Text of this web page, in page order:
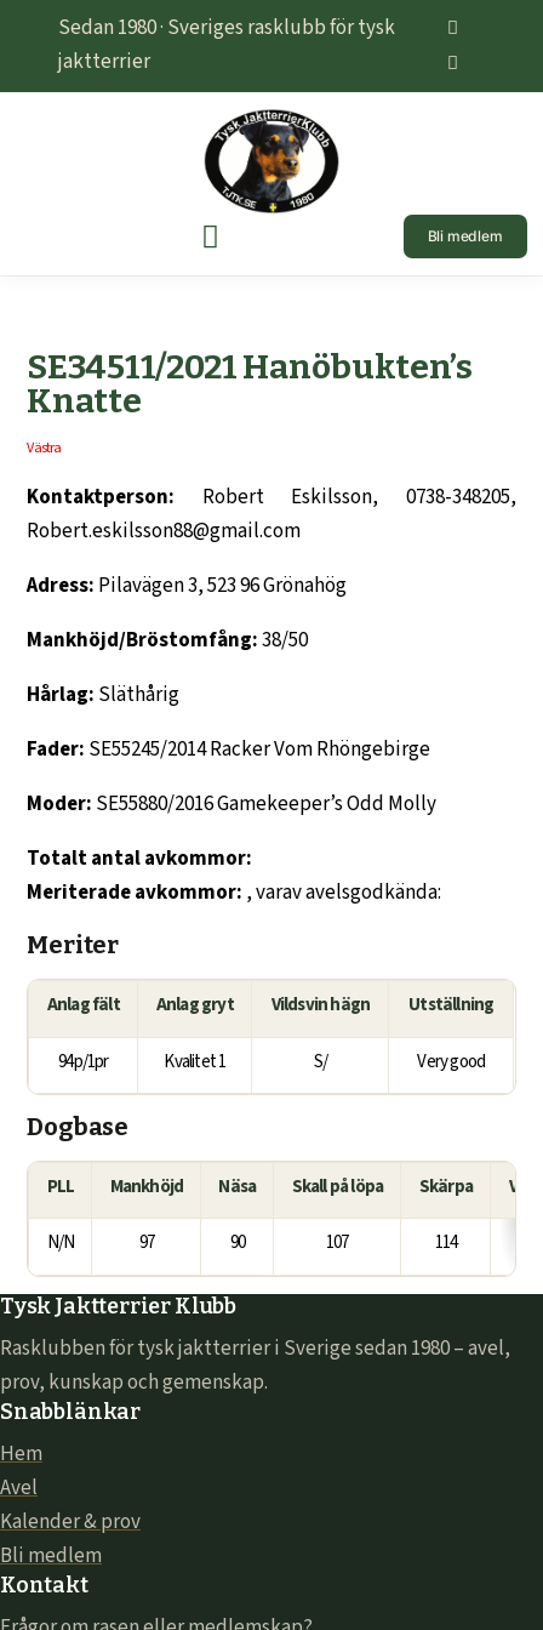
Sedan 1980 · Sveriges rasklubb för tysk
jaktterrier
Bli medlem
SE34511/2021 Hanöbukten’s
Knatte
Västra
Kontaktperson: Robert Eskilsson, 0738-348205,
Robert.eskilsson88@gmail.com
Adress: Pilavägen 3, 523 96 Grönahög
Mankhöjd/Bröstomfång:38/50
Hårlag: Släthårig
Fader: SE55245/2014 Racker Vom Rhöngebirge
Moder: SE55880/2016 Gamekeeper’s Odd Molly
Totalt antal avkommor:
Meriterade avkommor: , varav avelsgodkända:
Meriter
Anlag fält Anlag gryt Vildsvin hägn Utställning
94p/1pr Kvalitet 1 S/ Very good
Dogbase
PLL Mankhöjd Näsa Skall på löpa Skärpa
N/N 97 90 107 114
Tysk Jaktterrier Klubb
Rasklubben för tysk jaktterrier i Sverige sedan 1980 – avel,
prov, kunskap och gemenskap.
Snabblänkar
Hem
Avel
Kalender & prov
Bli medlem
Kontakt